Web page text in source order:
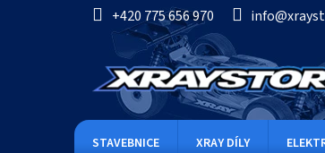
+420 775 656 970
STAVEBNICE XRAY DÍLY